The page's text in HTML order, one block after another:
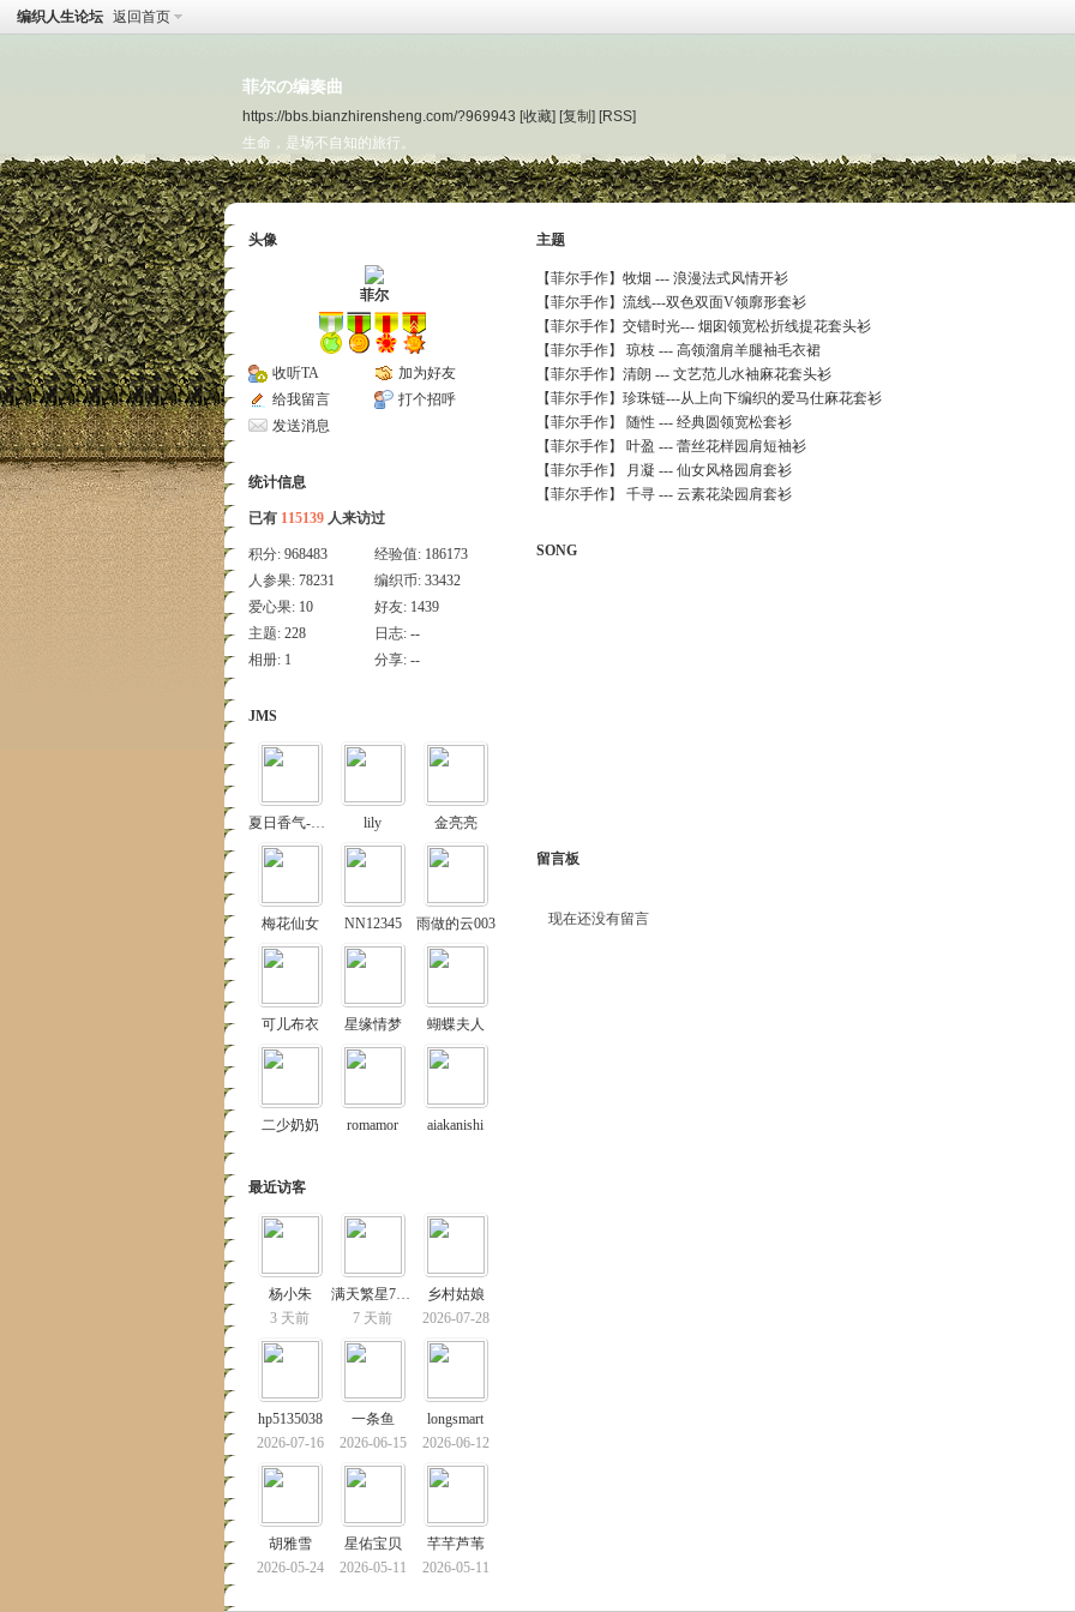
编织人生论坛 返回首页
菲尔の编奏曲
https://bbs.bianzhirensheng.com/?969943 [收藏] [复制] [RSS]
生命，是场不自知的旅行。
头像
菲尔
收听TA
加为好友
给我留言
打个招呼
发送消息
统计信息
已有 115139 人来访过
积分: 968483 经验值: 186173
人参果: 78231 编织币: 33432
爱心果: 10 好友: 1439
主题: 228 日志: --
相册: 1 分享: --
JMS
夏日香气-上海 lily 金亮亮
梅花仙女 NN12345 雨做的云003
可儿布衣 星缘情梦 蝴蝶夫人
二少奶奶 romamor aiakanishi
最近访客
杨小朱
3 天前
满天繁星7714
7 天前
乡村姑娘
2026-07-28
hp5135038
2026-07-16
一条鱼
2026-06-15
longsmart
2026-06-12
胡雅雪
2026-05-24
星佑宝贝
2026-05-11
芊芊芦苇
2026-05-11
主题
【菲尔手作】牧烟 --- 浪漫法式风情开衫
【菲尔手作】流线---双色双面V领廓形套衫
【菲尔手作】交错时光--- 烟囱领宽松折线提花套头衫
【菲尔手作】 琼枝 --- 高领溜肩羊腿袖毛衣裙
【菲尔手作】清朗 --- 文艺范儿水袖麻花套头衫
【菲尔手作】珍珠链---从上向下编织的爱马仕麻花套衫
【菲尔手作】 随性 --- 经典圆领宽松套衫
【菲尔手作】 叶盈 --- 蕾丝花样园肩短袖衫
【菲尔手作】 月凝 --- 仙女风格园肩套衫
【菲尔手作】 千寻 --- 云素花染园肩套衫
SONG
留言板
现在还没有留言